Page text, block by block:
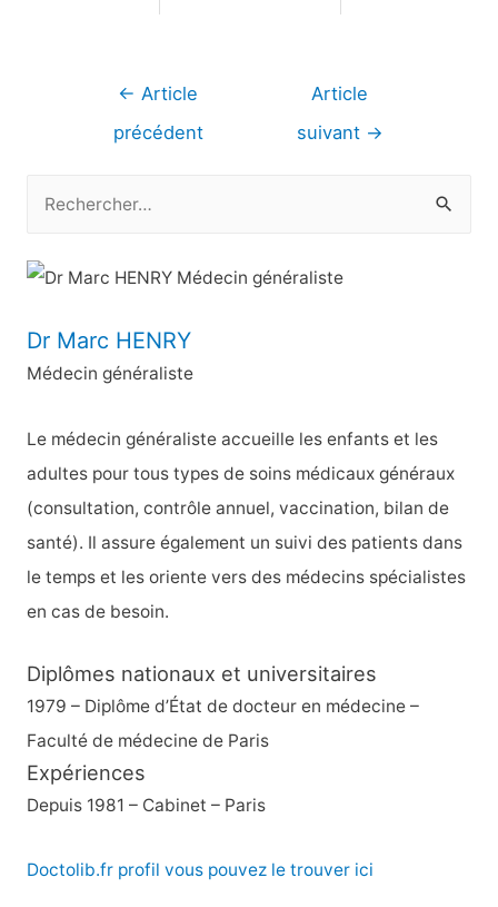
Navigation
← Article
précédent
Article
suivant →
c
e
r
h
e
r
:
Dr Marc HENRY
Médecin généraliste
Le médecin généraliste accueille les enfants et les
adultes pour tous types de soins médicaux généraux
(consultation, contrôle annuel, vaccination, bilan de
santé). Il assure également un suivi des patients dans
le temps et les oriente vers des médecins spécialistes
en cas de besoin.
Diplômes nationaux et universitaires
1979 – Diplôme d’État de docteur en médecine –
Faculté de médecine de Paris
Expériences
Depuis 1981 – Cabinet – Paris
Doctolib.fr profil vous pouvez le trouver ici